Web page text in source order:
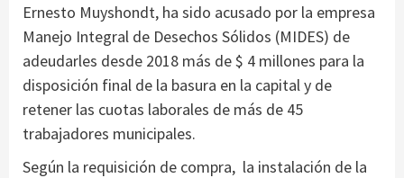
Ernesto Muyshondt, ha sido acusado por la empresa
Manejo Integral de Desechos Sólidos (MIDES) de
adeudarles desde 2018 más de $ 4 millones para la
disposición final de la basura en la capital y de
retener las cuotas laborales de más de 45
trabajadores municipales.
Según la requisición de compra, la instalación de la